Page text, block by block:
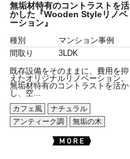
無垢材特有のコントラストを活
かした『Wooden Styleリノベ
ーション』
種別
マンション事例
間取り
3LDK
既存設備をそのままに、費用を抑
えたオリジナルリノベーション。
無垢材特有のコントラストを活か
し、空...
カフェ風
ナチュラル
アンティーク調
無垢の木